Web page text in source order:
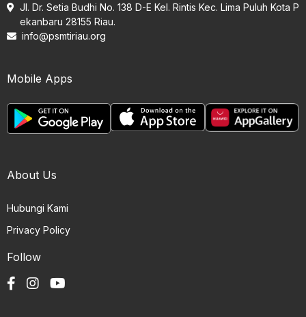
Jl. Dr. Setia Budhi No. 138 D-E Kel. Rintis Kec. Lima Puluh Kota P
ekanbaru 28155 Riau.
info@psmtiriau.org
Mobile Apps
About Us
Hubungi Kami
Privacy Policy
Follow